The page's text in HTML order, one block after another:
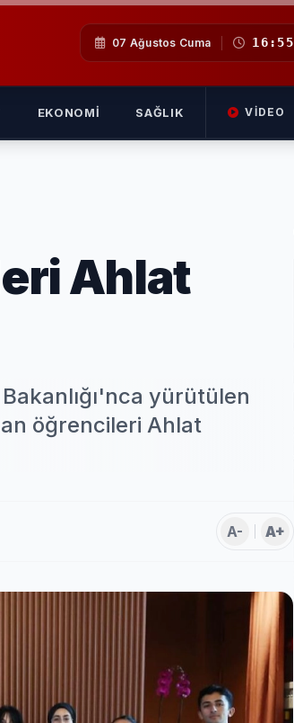
07 Ağustos Cuma 16:55
EKONOMI SAĞLIK VIDEO
Ahlat
yürütülen
öğrencileri Ahlat
A- A+